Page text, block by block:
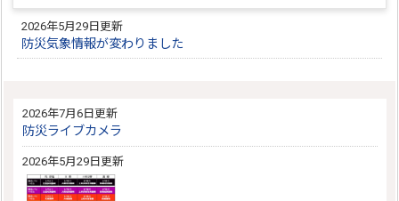
2026年5月29日更新
防災気象情報が変わりました
2026年7月6日更新
防災ライブカメラ
2026年5月29日更新